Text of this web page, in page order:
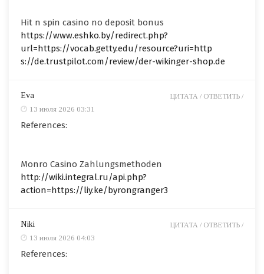
Hit n spin casino no deposit bonus
https://www.eshko.by/redirect.php?
url=https://vocab.getty.edu/resource?uri=http
s://de.trustpilot.com/review/der-wikinger-shop.de
Eva
13 июля 2026 03:31
References:
Monro Casino Zahlungsmethoden
http://wiki.integral.ru/api.php?
action=https://liy.ke/byrongranger3
ЦИТАТА / ОТВЕТИТЬ /
Niki
13 июля 2026 04:03
References:
ЦИТАТА / ОТВЕТИТЬ /